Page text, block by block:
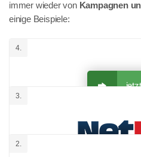
immer wieder von Kampagnen
einige Beispiele:
2.
3.
4.